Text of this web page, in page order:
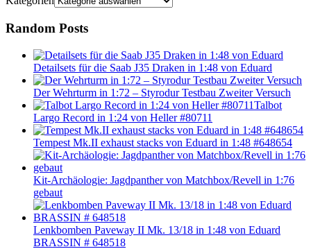
Random Posts
Detailsets für die Saab J35 Draken in 1:48 von Eduard
Der Wehrturm in 1:72 – Styrodur Testbau Zweiter Versuch
Talbot
Largo Record in 1:24 von Heller #80711
Tempest Mk.II exhaust stacks von Eduard in 1:48 #648654
Kit-Archäologie: Jagdpanther von Matchbox/Revell in 1:76
gebaut
Lenkbomben Paveway II Mk. 13/18 in 1:48 von Eduard
BRASSIN # 648518